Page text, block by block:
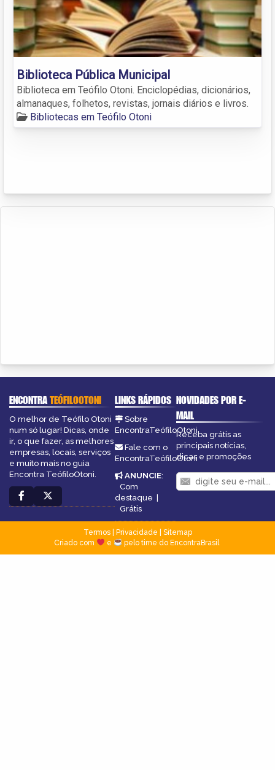
Biblioteca Pública Municipal
Biblioteca em Teófilo Otoni. Enciclopédias, dicionários,
almanaques, folhetos, revistas, jornais diários e livros.
Bibliotecas em Teófilo Otoni
ENCONTRATEÓFILOOTONI
O melhor de Teófilo Otoni
num só lugar! Dicas, onde
ir, o que fazer, as melhores
empresas, locais, serviços
e muito mais no guia
Encontra TeófiloOtoni.
LINKS RÁPIDOS
Sobre
EncontraTeófiloOtoni
Fale com o
EncontraTeófiloOtoni
ANUNCIE:
Com
destaque |
Grátis
NOVIDADES POR E-
MAIL
Receba grátis as
principais notícias,
dicas e promoções
Termos| Privacidade
Sitemap
Criado com
e pelo time do EncontraBrasil